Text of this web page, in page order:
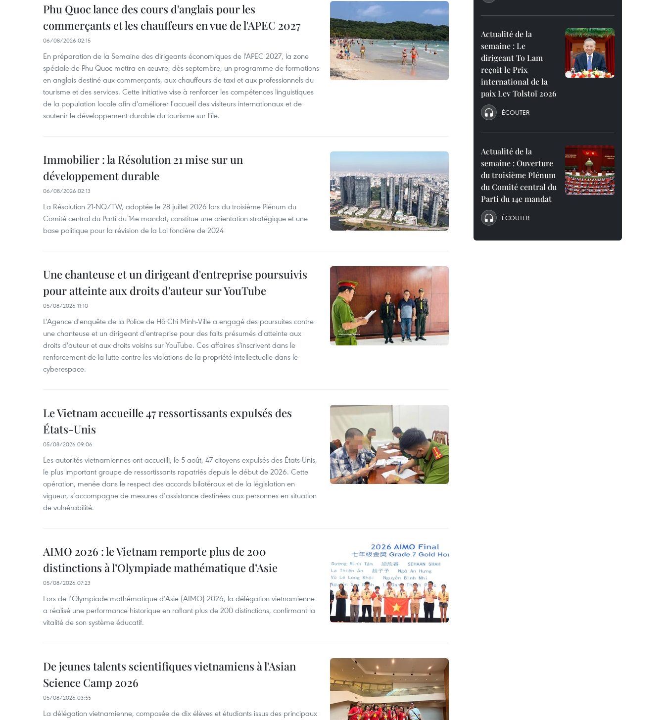
Phu Quoc lance des cours d'anglais pour les
commerçants et les chauffeurs en vue de l'APEC 2027
06/08/2026 02:15
En préparation de la Semaine des dirigeants économiques de l'APEC 2027, la zone
spéciale de Phu Quoc mettra en œuvre, dès septembre, un programme de formations
en anglais destiné aux commerçants, aux chauffeurs de taxi et aux professionnels du
tourisme et des services. Cette initiative vise à renforcer les compétences linguistiques
de la population locale afin d'améliorer l'accueil des visiteurs internationaux et de
soutenir le développement durable du tourisme sur l'île.
Immobilier : la Résolution 21 mise sur un
développement durable
06/08/2026 02:13
La Résolution 21-NQ/TW, adoptée le 28 juillet 2026 lors du troisième Plénum du
Comité central du Parti du 14e mandat, constitue une orientation stratégique et une
base politique pour la révision de la Loi foncière de 2024
Une chanteuse et un dirigeant d'entreprise poursuivis
pour atteinte aux droits d'auteur sur YouTube
05/08/2026 11:10
L'Agence d'enquête de la Police de Hô Chi Minh-Ville a engagé des poursuites contre
une chanteuse et un dirigeant d'entreprise pour des faits présumés d'atteinte aux
droits d'auteur et aux droits voisins sur YouTube. Ces affaires s'inscrivent dans le
renforcement de la lutte contre les violations de la propriété intellectuelle dans le
cyberespace.
Le Vietnam accueille 47 ressortissants expulsés des
États-Unis
05/08/2026 09:06
Les autorités vietnamiennes ont accueilli, le 5 août, 47 citoyens expulsés des États-Unis,
le plus important groupe de ressortissants rapatriés depuis le début de 2026. Cette
opération, menée dans le respect des accords bilatéraux et de la législation en
vigueur, s’accompagne de mesures d’assistance destinées aux personnes en situation
de vulnérabilité.
AIMO 2026 : le Vietnam remporte plus de 200
distinctions à l’Olympiade mathématique d’Asie
05/08/2026 07:23
Lors de l’Olympiade mathématique d’Asie (AIMO) 2026, la délégation vietnamienne
a réalisé une performance historique en raflant plus de 200 distinctions, confirmant la
vitalité de son système éducatif.
De jeunes talents scientifiques vietnamiens à l'Asian
Science Camp 2026
05/08/2026 03:55
La délégation vietnamienne, composée de dix élèves et étudiants issus des principaux
Actualité de la
semaine : Le
dirigeant To Lam
reçoit le Prix
international de la
paix Lev Tolstoï 2026
ÉCOUTER
Actualité de la
semaine : Ouverture
du troisième Plénum
du Comité central du
Parti du 14e mandat
ÉCOUTER